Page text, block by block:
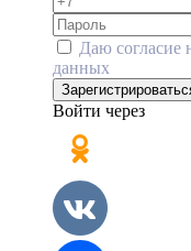
Даю согласие
данных
Войти через